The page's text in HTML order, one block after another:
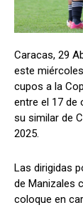
Caracas, 29
este
cupos a la
entre el 17 de
su similar de
2025.
Las dirigidas
de Manizales
coloque en